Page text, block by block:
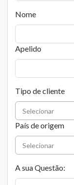
Nome
Apelido
Tipo de cliente
País de origem
A sua Questão: